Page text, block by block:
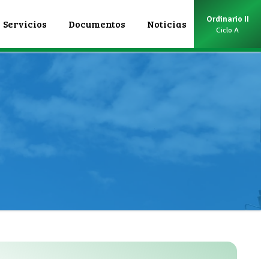
Servicios Documentos Noticias Ordinario II
Ciclo A